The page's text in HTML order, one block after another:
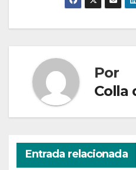
Por
Colla
Entrada relacionada